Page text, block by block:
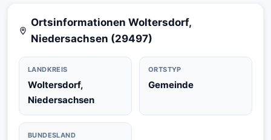
Ortsinformationen Woltersdorf,
Niedersachsen (29497)
LANDKREIS
Woltersdorf,
Niedersachsen
ORTSTYP
Gemeinde
BUNDESLAND